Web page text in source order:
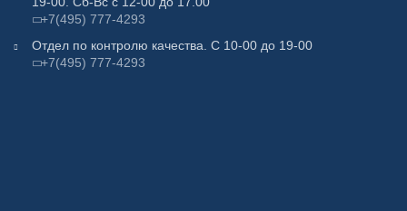
+7(495) 777-4293
Отдел по контролю качества. С 10-00 до 19-00
+7(495) 777-4293